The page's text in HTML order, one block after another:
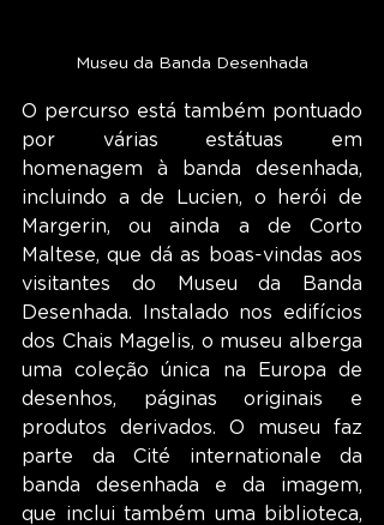
Museu da Banda Desenhada
O percurso está também pontuado
por várias estátuas em
homenagem à banda desenhada,
incluindo a de Lucien, o herói de
Margerin, ou ainda a de Corto
Maltese, que dá as boas-vindas aos
visitantes do Museu da Banda
Desenhada. Instalado nos edifícios
dos Chais Magelis, o museu alberga
uma coleção única na Europa de
desenhos, páginas originais e
produtos derivados. O museu faz
parte da Cité internationale da
banda desenhada e da imagem,
que inclui também uma biblioteca,